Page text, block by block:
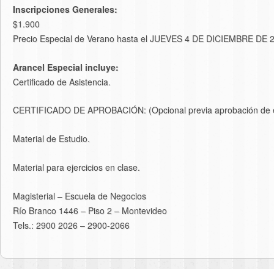
Inscripciones Generales:
$1.900
Precio Especial de Verano hasta el JUEVES 4 DE DICIEMBRE DE
Arancel Especial incluye:
Certificado de Asistencia.
CERTIFICADO DE APROBACIÓN: (Opcional previa aprobación
Material de Estudio.
Material para ejercicios en clase.
Magisterial – Escuela de Negocios
Río Branco 1446 – Piso 2 – Montevideo
Tels.: 2900 2026 – 2900-2066